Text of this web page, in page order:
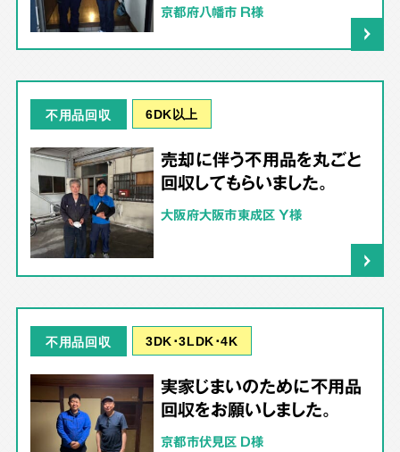
京都府八幡市 R様
不用品回収 6DK以上
売却に伴う不用品を丸ごと
回収してもらいました。
大阪府大阪市東成区 Y様
不用品回収 3DK･3LDK･4K
実家じまいのために不用品
回収をお願いしました。
京都市伏見区 D様